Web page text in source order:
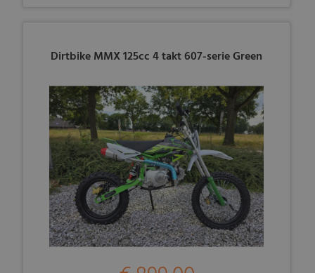
Dirtbike MMX 125cc 4 takt 607-serie Green